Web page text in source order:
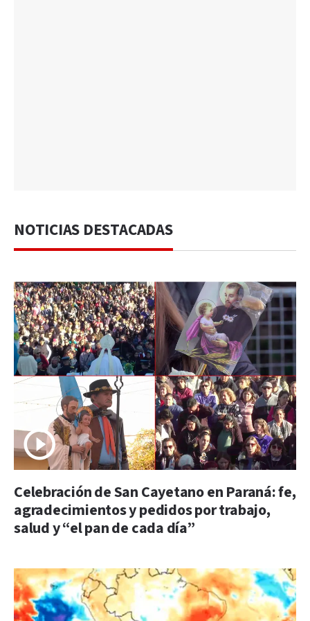
NOTICIAS DESTACADAS
Celebración de San Cayetano en Paraná: fe,
agradecimientos y pedidos por trabajo,
salud y “el pan de cada día”